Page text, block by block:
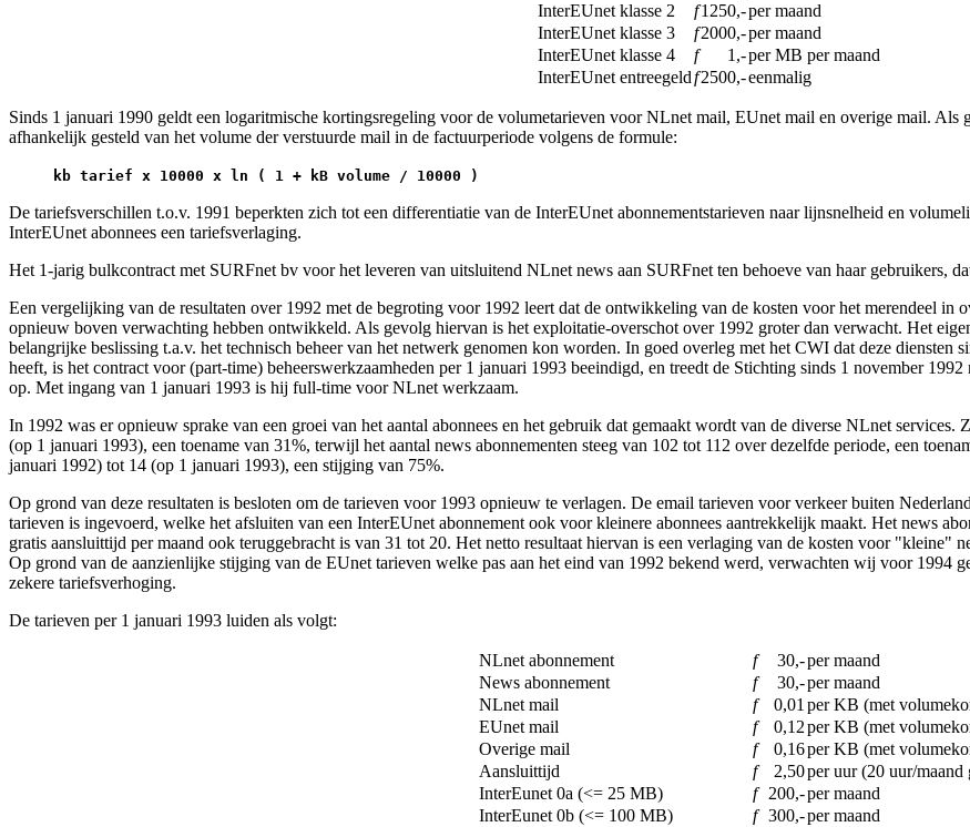
InterEUnet klasse 2
f1250,-per maand
InterEUnet klasse 3
f2000,-per maand
InterEUnet klasse 4
f 1,-per MB per maand
InterEUnet entreegeldf2500,-eenmalig
Sinds 1 januari 1990 geldt een logaritmische kortingsregeling voor de volumetarieven voor NLnet mail, EUnet mail en overige mail.
afhankelijk gesteld van het volume der verstuurde mail in de factuurperiode volgens de formule:
kb tarief x 10000 x ln ( 1 + kB volume / 10000 )
De tariefsverschillen t.o.v. 1991 beperkten zich tot een differentiatie van de InterEUnet abonnementstarieven naar lijnsnelheid en
InterEUnet abonnees een tariefsverlaging.
Het 1-jarig bulkcontract met SURFnet bv voor het leveren van uitsluitend NLnet news aan SURFnet ten behoeve van haar gebruikers,
Een vergelijking van de resultaten over 1992 met de begroting voor 1992 leert dat de ontwikkeling van de kosten voor het merendeel in
opnieuw boven verwachting hebben ontwikkeld. Als gevolg hiervan is het exploitatie-overschot over 1992 groter dan verwacht. Het
belangrijke beslissing t.a.v. het technisch beheer van het netwerk genomen kon worden. In goed overleg met het CWI dat deze diensten
heeft, is het contract voor (part-time) beheerswerkzaamheden per 1 januari 1993 beeindigd, en treedt de Stichting sinds 1 november
op. Met ingang van 1 januari 1993 is hij full-time voor NLnet werkzaam.
In 1992 was er opnieuw sprake van een groei van het aantal abonnees en het gebruik dat gemaakt wordt van de diverse NLnet
(op 1 januari 1993), een toename van 31%, terwijl het aantal news abonnementen steeg van 102 tot 112 over dezelfde periode, een
januari 1992) tot 14 (op 1 januari 1993), een stijging van 75%.
Op grond van deze resultaten is besloten om de tarieven voor 1993 opnieuw te verlagen. De email tarieven voor verkeer buiten
tarieven is ingevoerd, welke het afsluiten van een InterEUnet abonnement ook voor kleinere abonnees aantrekkelijk maakt. Het news
gratis aansluittijd per maand ook teruggebracht is van 31 tot 20. Het netto resultaat hiervan is een verlaging van de kosten voor "kleine"
Op grond van de aanzienlijke stijging van de EUnet tarieven welke pas aan het eind van 1992 bekend werd, verwachten wij voor 1994
zekere tariefsverhoging.
De tarieven per 1 januari 1993 luiden als volgt:
NLnet abonnement f 30,-per maand
News abonnement
f 30,-per maand
NLnet mail
f 0,01 per KB (met
EUnet mail
f 0,12per KB (met
Overige mail
f 0,16per KB (met
Aansluittijd
f 2,50per uur (20 uur/maand
InterEunet 0a (<= 25 MB)
f 200,-per maand
InterEunet 0b (<= 100 MB)
f 300,-per maand